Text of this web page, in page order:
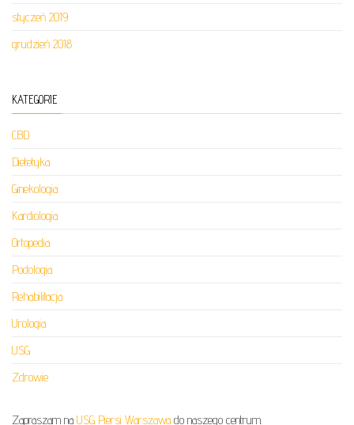
styczeń 2019
grudzień 2018
KATEGORIE
CBD
Dietetyka
Ginekologia
Kardiologia
Ortopedia
Podologia
Rehabilitacja
Urologia
USG
Zdrowie
Zapraszam na USG Piersi Warszawa do naszego centrum.